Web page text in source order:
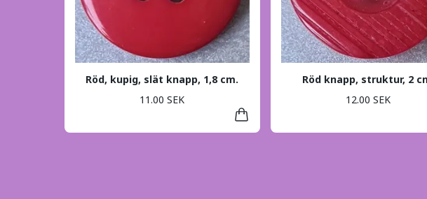
Röd, kupig, slät knapp, 1,8 cm.
11.00 SEK
Röd knapp, struktur, 2
12.00 SEK